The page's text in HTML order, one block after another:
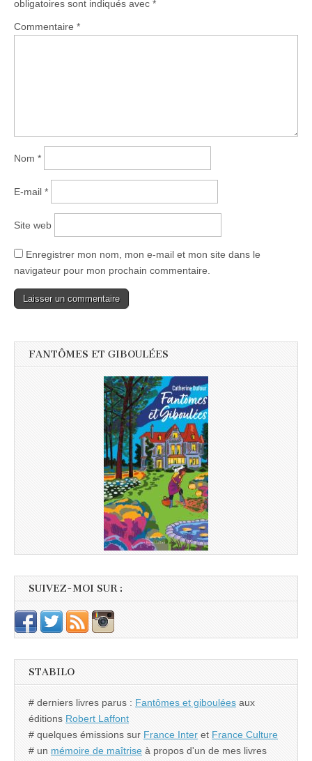
obligatoires sont indiqués avec *
Commentaire *
Nom *
E-mail *
Site web
Enregistrer mon nom, mon e-mail et mon site dans le
navigateur pour mon prochain commentaire.
FANTÔMES ET GIBOULÉES
SUIVEZ-MOI SUR :
STABILO
# derniers livres parus : Fantômes et giboulées aux
éditions Robert Laffont
# quelques émissions sur France Inter et France Culture
# un mémoire de maîtrise à propos d'un de mes livres